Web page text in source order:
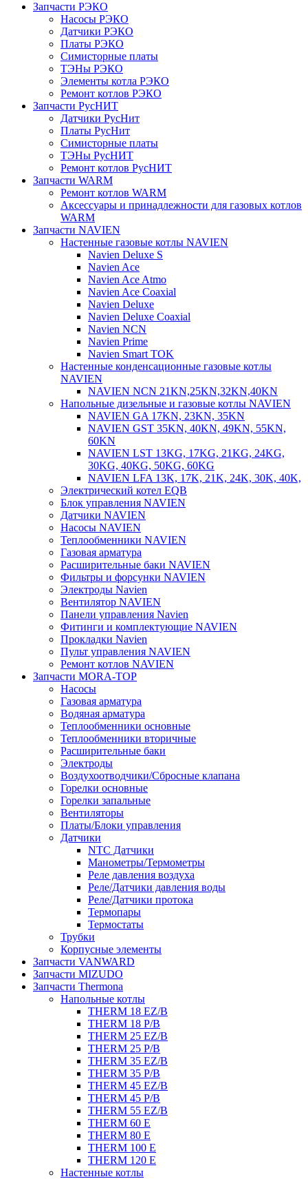
Запчасти РЭКО
Насосы РЭКО
Датчики РЭКО
Платы РЭКО
Симисторные платы
ТЭНы РЭКО
Элементы котла РЭКО
Ремонт котлов РЭКО
Запчасти РусНИТ
Датчики РусНит
Платы РусНит
Симисторные платы
ТЭНы РусНИТ
Ремонт котлов РусНИТ
Запчасти WARM
Ремонт котлов WARM
Аксессуары и принадлежности для газовых котлов
WARM
Запчасти NAVIEN
Настенные газовые котлы NAVIEN
Navien Deluxe S
Navien Ace
Navien Ace Atmo
Navien Ace Coaxial
Navien Deluxe
Navien Deluxe Coaxial
Navien NCN
Navien Prime
Navien Smart TOK
Настенные конденсационные газовые котлы
NAVIEN
NAVIEN NCN 21KN,25KN,32KN,40KN
Напольные дизельные и газовые котлы NAVIEN
NAVIEN GA 17KN, 23KN, 35KN
NAVIEN GST 35KN, 40KN, 49KN, 55KN,
60KN
NAVIEN LST 13KG, 17KG, 21KG, 24KG,
30KG, 40KG, 50KG, 60KG
NAVIEN LFA 13K, 17K, 21K, 24K, 30K, 40K,
Электрический котел EQB
Блок управления NAVIEN
Датчики NAVIEN
Насосы NAVIEN
Теплообменники NAVIEN
Газовая арматура
Расширительные баки NAVIEN
Фильтры и форсунки NAVIEN
Электроды Navien
Вентилятор NAVIEN
Панели управления Navien
Фитинги и комплектующие NAVIEN
Прокладки Navien
Пульт управления NAVIEN
Ремонт котлов NAVIEN
Запчасти MORA-TOP
Насосы
Газовая арматура
Водяная арматура
Теплообменники основные
Теплообменники вторичные
Расширительные баки
Электроды
Воздухоотводчики/Сбросные клапана
Горелки основные
Горелки запальные
Вентиляторы
Платы/Блоки управления
Датчики
NTC Датчики
Манометры/Термометры
Реле давления воздуха
Реле/Датчики давления воды
Реле/Датчики протока
Термопары
Термостаты
Трубки
Корпусные элементы
Запчасти VANWARD
Запчасти MIZUDO
Запчасти Thermona
Напольные котлы
THERM 18 EZ/B
THERM 18 P/B
THERM 25 EZ/B
THERM 25 P/B
THERM 35 EZ/B
THERM 35 P/B
THERM 45 EZ/B
THERM 45 P/B
THERM 55 EZ/B
THERM 60 E
THERM 80 E
THERM 100 E
THERM 120 E
Настенные котлы